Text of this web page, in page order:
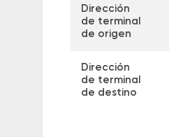
Dirección
de terminal
de origen
Dirección
de terminal
de destino